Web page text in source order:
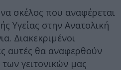
σκέλος που αναφέρεται
Υγείας στην Ανατολική
Διακεκριμένοι
αυτές θα αναφερθούν
γειτονικών μας